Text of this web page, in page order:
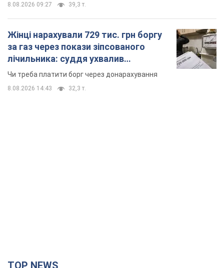
8.08.2026 09:27 39,3 т.
Жінці нарахували 729 тис. грн боргу
за газ через покази зіпсованого
лічильника: суддя ухвалив
неочікуване рішення
Чи треба платити борг через донарахування
8.08.2026 14:43 32,3 т.